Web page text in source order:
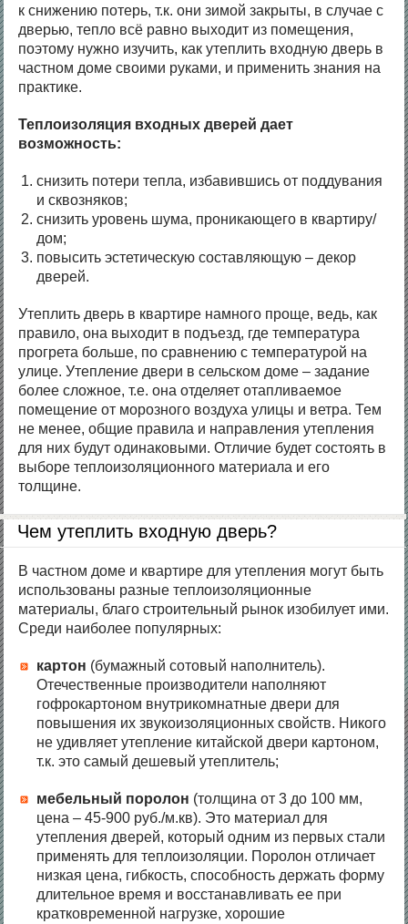
к снижению потерь, т.к. они зимой закрыты, в случае с
дверью, тепло всё равно выходит из помещения,
поэтому нужно изучить, как утеплить входную дверь в
частном доме своими руками, и применить знания на
практике.
Теплоизоляция входных дверей дает
возможность:
снизить потери тепла, избавившись от поддувания
и сквозняков;
снизить уровень шума, проникающего в квартиру/
дом;
повысить эстетическую составляющую – декор
дверей.
Утеплить дверь в квартире намного проще, ведь, как
правило, она выходит в подъезд, где температура
прогрета больше, по сравнению с температурой на
улице. Утепление двери в сельском доме – задание
более сложное, т.е. она отделяет отапливаемое
помещение от морозного воздуха улицы и ветра. Тем
не менее, общие правила и направления утепления
для них будут одинаковыми. Отличие будет состоять в
выборе теплоизоляционного материала и его
толщине.
Чем утеплить входную дверь?
В частном доме и квартире для утепления могут быть
использованы разные теплоизоляционные
материалы, благо строительный рынок изобилует ими.
Среди наиболее популярных:
картон (бумажный сотовый наполнитель).
Отечественные производители наполняют
гофрокартоном внутрикомнатные двери для
повышения их звукоизоляционных свойств. Никого
не удивляет утепление китайской двери картоном,
т.к. это самый дешевый утеплитель;
мебельный поролон (толщина от 3 до 100 мм,
цена – 45-900 руб./м.кв). Это материал для
утепления дверей, который одним из первых стали
применять для теплоизоляции. Поролон отличает
низкая цена, гибкость, способность держать форму
длительное время и восстанавливать ее при
кратковременной нагрузке, хорошие